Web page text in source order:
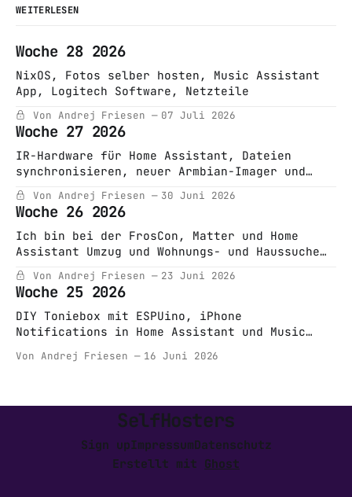
WEITERLESEN
Woche 28 2026
NixOS, Fotos selber hosten, Music Assistant
App, Logitech Software, Netzteile
Von Andrej Friesen 07 Juli 2026
Woche 27 2026
IR-Hardware für Home Assistant, Dateien
synchronisieren, neuer Armbian-Imager und
jede Menge neue Events und Meetups!
Von Andrej Friesen 30 Juni 2026
Woche 26 2026
Ich bin bei der FrosCon, Matter und Home
Assistant Umzug und Wohnungs- und Haussuche
als Selfhoster
Von Andrej Friesen 23 Juni 2026
Woche 25 2026
DIY Toniebox mit ESPUino, iPhone
Notifications in Home Assistant und Music
Von Andrej Friesen 16 Juni 2026
SelfHosters
Sign upImpressumDatenschutz
Erstellt mit Ghost